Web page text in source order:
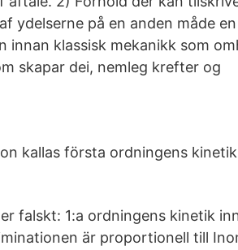
ydelserne på en anden måde
klassisk mekanikk som
skapar dei, nemleg krefter og
kallas första ordningens kinetik
falskt: 1:a ordningens kinetik
är proportionell till